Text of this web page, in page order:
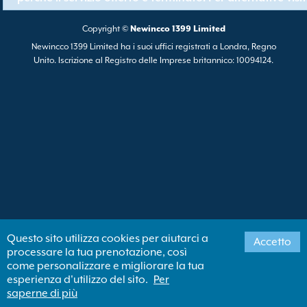
Copyright ©Newincco 1399 Limited
Newincco 1399 Limited ha i suoi uffici registrati a Londra, Regno
Unito. Iscrizione al Registro delle Imprese britannico: 10094124.
Questo sito utilizza cookies per aiutarci a
processare la tua prenotazione, così
come personalizzare e migliorare la tua
esperienza d'utilizzo del sito. Per
saperne di più
Accetto